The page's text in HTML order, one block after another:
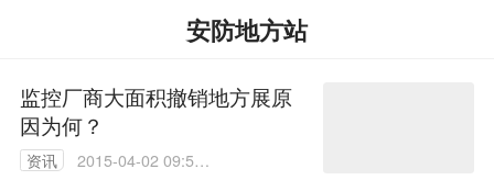
安防地方站
监控厂商大面积撤销地方展原
因为何？
资讯
2015-04-02 09:53: